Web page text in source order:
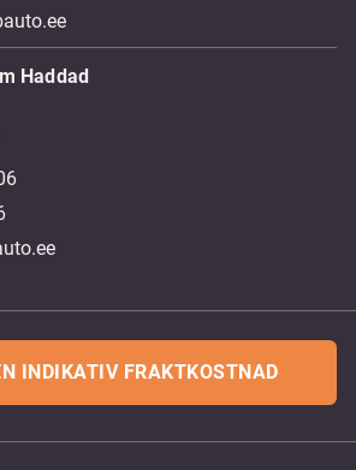
Haddad
INDIKATIV FRAKTKOSTNAD